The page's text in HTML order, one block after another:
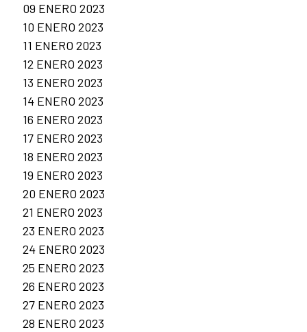
09 ENERO 2023
10 ENERO 2023
11 ENERO 2023
12 ENERO 2023
13 ENERO 2023
14 ENERO 2023
16 ENERO 2023
17 ENERO 2023
18 ENERO 2023
19 ENERO 2023
20 ENERO 2023
21 ENERO 2023
23 ENERO 2023
24 ENERO 2023
25 ENERO 2023
26 ENERO 2023
27 ENERO 2023
28 ENERO 2023